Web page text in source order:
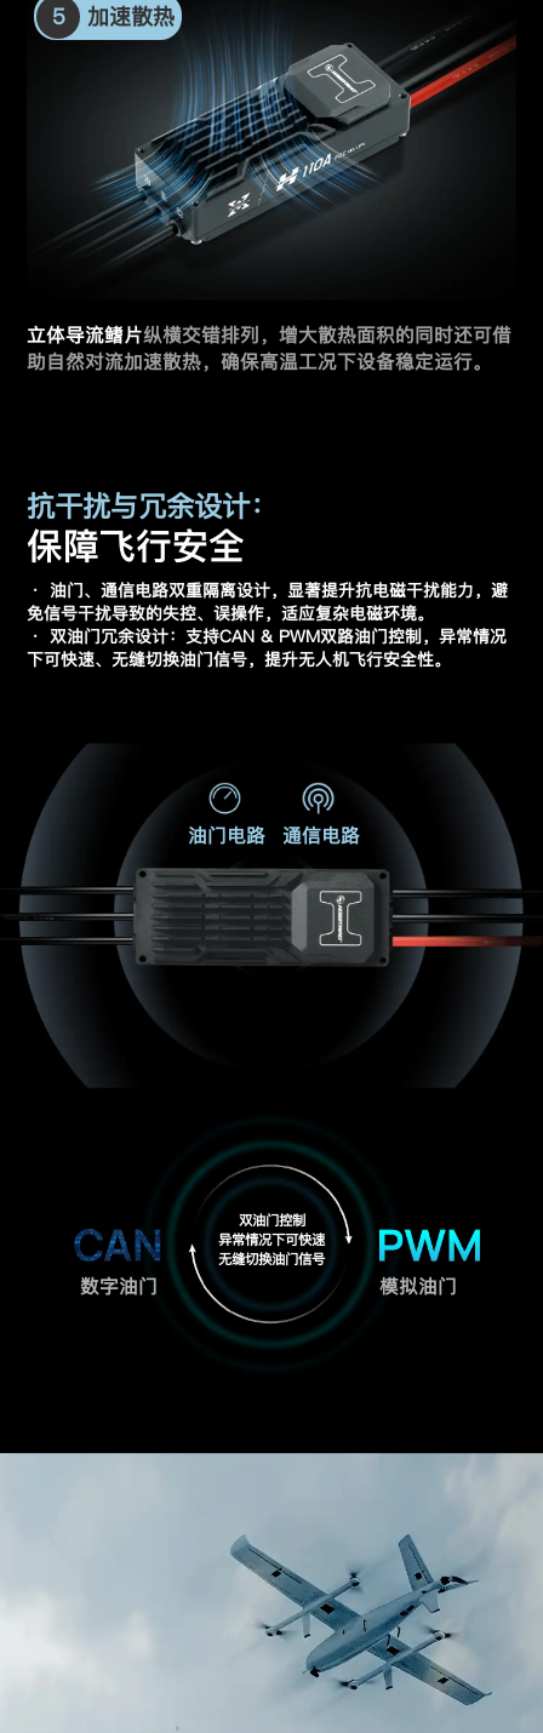
5 加速散热
立体导流鳍片纵横交错排列，增大散热面积的同时还可借
助自然对流加速散热，确保高温工况下设备稳定运行。
抗干扰与冗余设计：
保障飞行安全
· 油门、通信电路双重隔离设计，显著提升抗电磁干扰能力，避
免信号干扰导致的失控、误操作，适应复杂电磁环境。
· 双油门冗余设计：支持CAN & PWM双路油门控制，异常情况
下可快速、无缝切换油门信号，提升无人机飞行安全性。
油门电路 通信电路
数字油门
双油门控制
异常情况下可快速
无缝切换油门信号
模拟油门